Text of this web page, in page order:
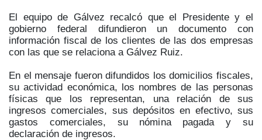
El equipo de Gálvez recalcó que el Presidente y el
gobierno federal difundieron un documento con
información fiscal de los clientes de las dos empresas
con las que se relaciona a Gálvez Ruiz.
En el mensaje fueron difundidos los domicilios fiscales,
su actividad económica, los nombres de las personas
físicas que los representan, una relación de sus
ingresos comerciales, sus depósitos en efectivo, sus
gastos comerciales, su nómina pagada y su
declaración de ingresos.